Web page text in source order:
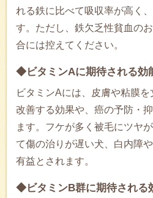
れる鉄に比べて吸収率が高く
す。ただし、鉄欠乏性貧血の
合には控えてください。
◆ビタミンAに期待される効
ビタミンAには、皮膚や粘膜
改善する効果や、癌の予防・
ます。フケが多く被毛にツヤ
て傷の治りが遅い犬、白内障
有益とされます。
◆ビタミンB群に期待される